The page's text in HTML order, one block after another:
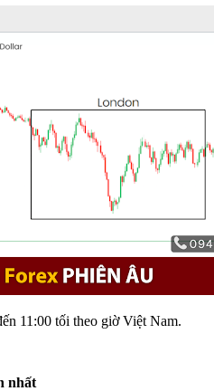
11:00 tối theo giờ Việt Nam.
nhất